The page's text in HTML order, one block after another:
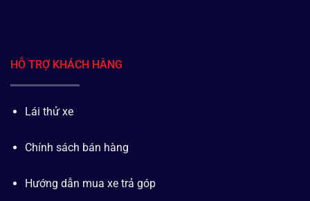
HỖ TRỢ KHÁCH HÀNG
Lái thử xe
Chính sách bán hàng
Hướng dẫn mua xe trả góp